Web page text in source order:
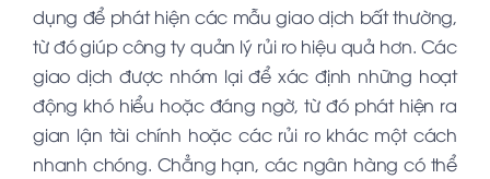
dụng để phát hiện các mẫu giao dịch bất thường,
từ đó giúp công ty quản lý rủi ro hiệu quả hơn. Các
giao dịch được nhóm lại để xác định những hoạt
động khó hiểu hoặc đáng ngờ, từ đó phát hiện ra
gian lận tài chính hoặc các rủi ro khác một cách
nhanh chóng. Chẳng hạn, các ngân hàng có thể